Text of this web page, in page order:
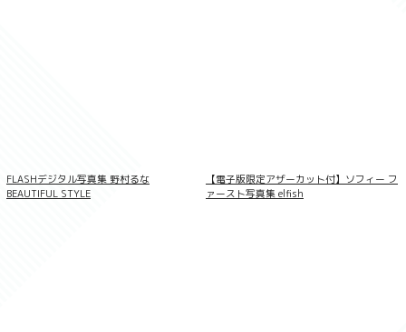
FLASHデジタル写真集 野村るな
BEAUTIFUL STYLE
【電子版限定アザーカット付】ソフィー フ
ァースト写真集 elfish